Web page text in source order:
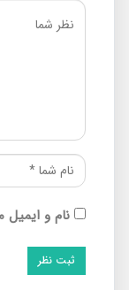
نام و ایمیل من